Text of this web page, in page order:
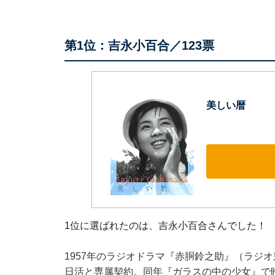
第1位：吉永小百合／123票
美しい暦
1位に選ばれたのは、吉永小百合さんでした！
1957年のラジオドラマ『赤胴鈴之助』（ラジ
日活と専属契約。同年『ガラスの中の少女』